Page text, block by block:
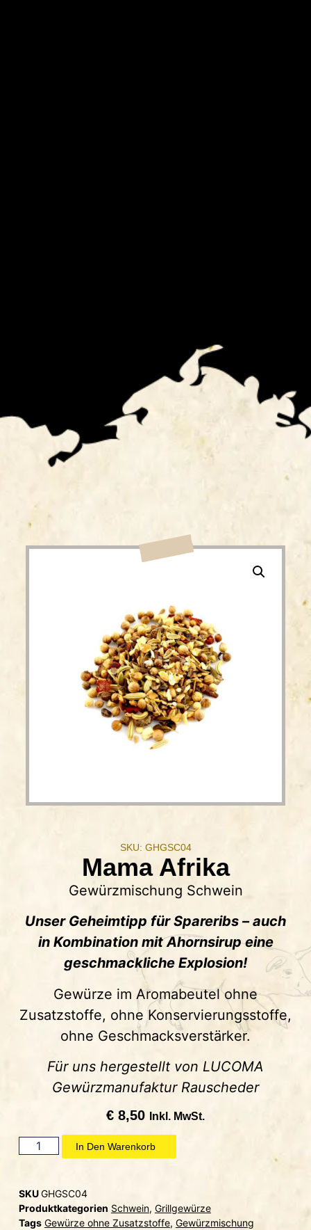
SKU: GHGSC04
Mama Afrika
Gewürzmischung Schwein
Unser Geheimtipp für Spareribs – auch
in Kombination mit Ahornsirup eine
geschmackliche Explosion!
Gewürze im Aromabeutel ohne
Zusatzstoffe, ohne Konservierungsstoffe,
ohne Geschmacksverstärker.
Für uns hergestellt von LUCOMA
Gewürzmanufaktur Rauscheder
€ 8,50 Inkl. MwSt.
In Den Warenkorb
SKUGHGSC04
Produktkategorien Schwein, Grillgewürze
Tags Gewürze ohne Zusatzstoffe, Gewürzmischung